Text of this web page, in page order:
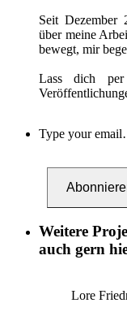
Seit Dezember
über meine
bewegt, mir
Lass dich per
Type your
Weitere
auch gern
Lore